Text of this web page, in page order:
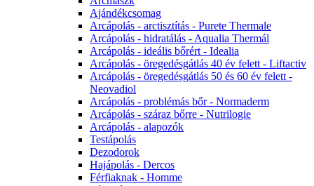
Ajándékcsomag
Arcápolás - arctisztítás - Purete Thermale
Arcápolás - hidratálás - Aqualia Thermál
Arcápolás - ideális bőrért - Idealia
Arcápolás - öregedésgátlás 40 év felett - Liftactiv
Arcápolás - öregedésgátlás 50 és 60 év felett -
Neovadiol
Arcápolás - problémás bőr - Normaderm
Arcápolás - száraz bőrre - Nutrilogie
Arcápolás - alapozók
Testápolás
Dezodorok
Hajápolás - Dercos
Férfiaknak - Homme